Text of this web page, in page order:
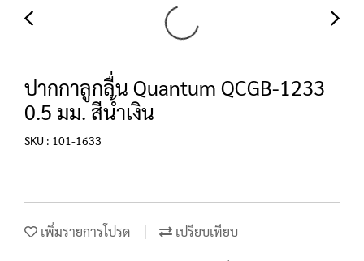
ปากกาลูกลื่น Quantum QCGB-1233
0.5 มม. สีน้ำเงิน
SKU : 101-1633
เพิ่มรายการโปรด เปรียบเทียบ